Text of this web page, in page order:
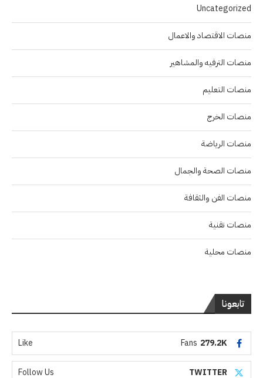
Uncategorized
منصات الاقتصاد والاعمال
منصات الترفيه والمشاهير
منصات التعليم
منصات الخرج
منصات الرياضة
منصات الصحة والجمال
منصات الفن والثقافة
منصات تقنية
منصات محلية
تابعونا
279.2K
Fans
Like
TWITTER
Follow Us